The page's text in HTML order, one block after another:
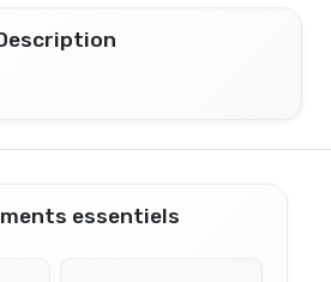
essentiels